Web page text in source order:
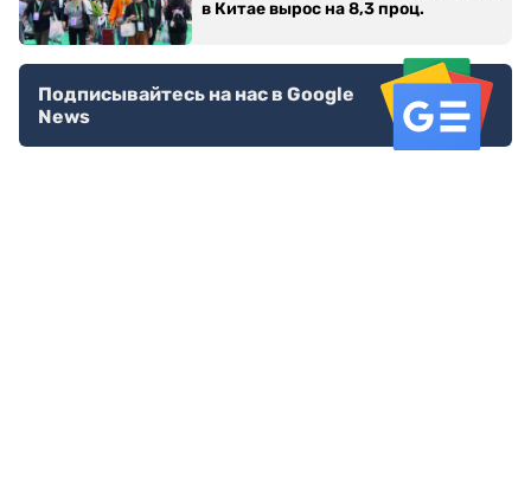
в Китае вырос на 8,3 проц.
Подписывайтесь на нас в Google
News